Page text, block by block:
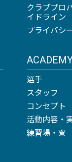
選手
スタッフ
コンセプト
活動内容・
練習場・寮
クラブプロ
イドライン
プライバシ